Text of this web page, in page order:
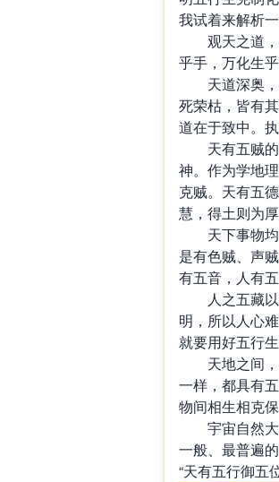
我试着来解析一
观天之道，
乎手，万化生乎
天道深奥，
死荣枯，皆有
道在于致中。
天有五贼的
神。作为学地
克贼。天有五
慧，得土则为
天下事物均
是有色贼、声
有五音，人有
人之五藏以
明，所以人心
就要用好五行生
天地之间，
一样，都具有
物间相生相克
宇宙自然大
一般、最普遍
“天有五行御五